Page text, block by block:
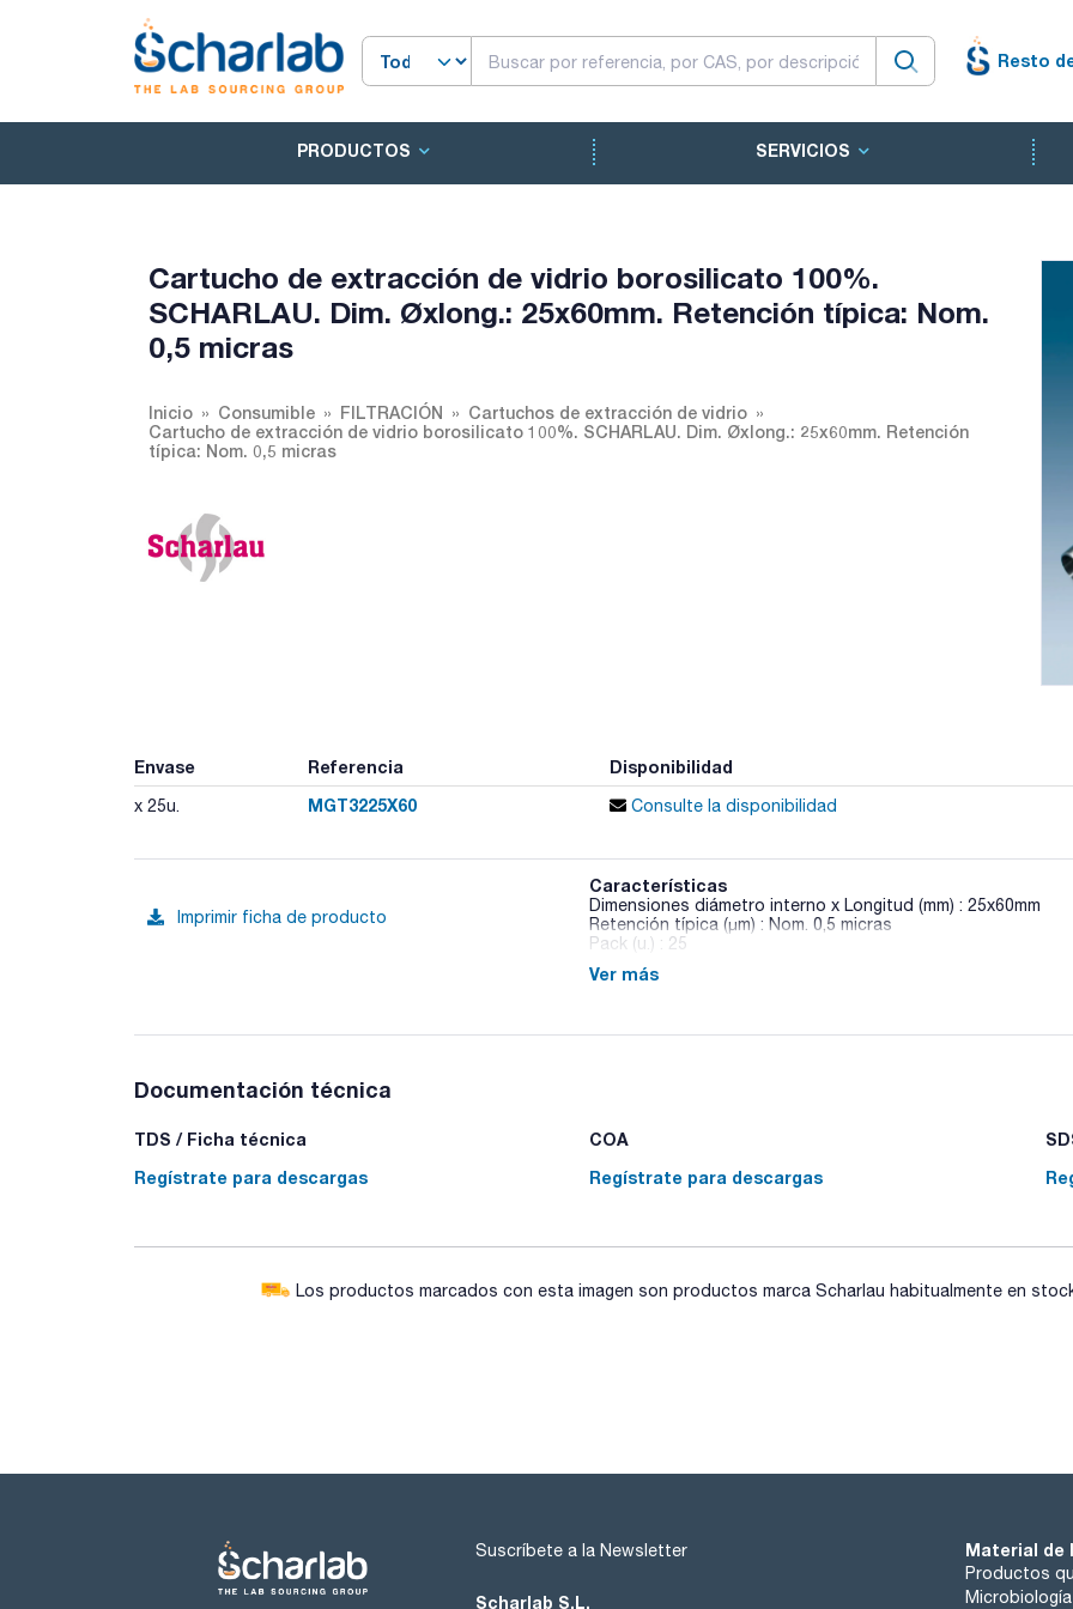
Resto
PRODUCTOS SERVICIOS
Cartucho de extracción de vidrio borosilicato 100%.
SCHARLAU. Dim. Øxlong.: 25x60mm. Retención típica: Nom.
0,5 micras
Inicio Consumible FILTRACIÓN
Cartuchos de extracción de vidrio
Cartucho de extracción de vidrio borosilicato 100%. SCHARLAU. Dim. Øxlong.: 25x60mm. Retención
típica: Nom. 0,5 micras
Envase Referencia Disponibilidad
x 25u. MGT3225X60 Consulte la disponibilidad
Imprimir ficha de producto
Características
Dimensiones diámetro interno x Longitud (mm) : 25x60mm
Retención típica (µm) : Nom. 0,5 micras
Pack (u.) : 25
Cartuchos fabricados con microfibra de vidrio borosilicato
aerosoles en corrientes de gas.
Ver más
Documentación técnica
TDS / Ficha técnica
Regístrate para descargas
COA
Regístrate para descargas
Los productos marcados con esta imagen son productos marca Scharlau habitualmente en
Suscríbete a la Newsletter
Scharlab S.L.
Material de
Productos
Microbiología